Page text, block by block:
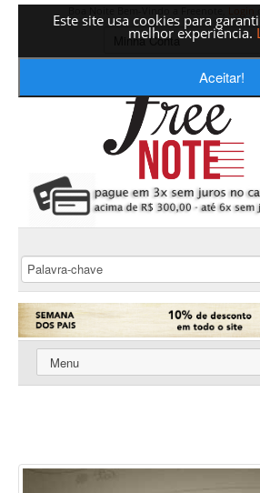
Este site usa cookies para
melhor experiência.
Aceitar!